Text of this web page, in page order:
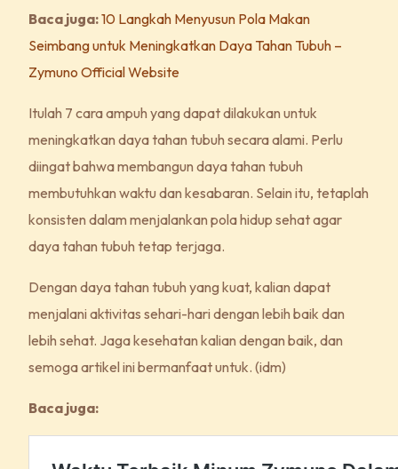
Baca juga:10 Langkah Menyusun Pola Makan
Seimbang untuk Meningkatkan Daya Tahan Tubuh –
Zymuno Official Website
Itulah 7 cara ampuh yang dapat dilakukan untuk
meningkatkan daya tahan tubuh secara alami. Perlu
diingat bahwa membangun daya tahan tubuh
membutuhkan waktu dan kesabaran. Selain itu, tetaplah
konsisten dalam menjalankan pola hidup sehat agar
daya tahan tubuh tetap terjaga.
Dengan daya tahan tubuh yang kuat, kalian dapat
menjalani aktivitas sehari-hari dengan lebih baik dan
lebih sehat. Jaga kesehatan kalian dengan baik, dan
semoga artikel ini bermanfaat untuk. (idm)
Baca juga: